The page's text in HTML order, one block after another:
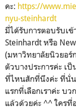
คะ: https://
nyu-steinhardt
มี่ได้รับการตอบรับเข้
Steinhardt หรือ
(มหาวิทยาลัยนิวยอร์
ตัวบางประการค่ะ เ
ที่ไหนสักที่นึงค่ะ ที่นั่น
แรกที่เลือกเราค่ะ บ
แล้วด้วยค่ะ ^^ ใครที่